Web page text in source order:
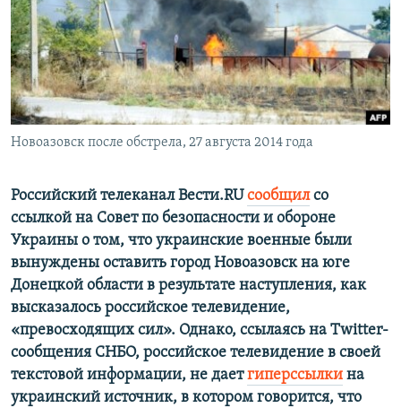
ПОБЕДИТЕЛЕЙ НЕ СУДЯТ?
КРЫМ.НЕПОКОРЕННЫЙ
ELIFBE
УКРАИНСКАЯ ПРОБЛЕМА КРЫМА
ПРИСОЕДИНЯЙТЕСЬ!
Все сайты RFE/RL
Новоазовск после обстрела, 27 августа 2014 года
Российский телеканал Вести.RU сообщилсо
ссылкой на Совет по безопасности и обороне
Украины о том, что украинские военные были
вынуждены оставить город Новоазовск на юге
Донецкой области в результате наступления, как
высказалось российское телевидение,
«превосходящих сил». Однако, ссылаясь на Twitter-
сообщения СНБО, российское телевидение в своей
текстовой информации, не даетгиперссылки на
украинский источник, в котором говорится, что